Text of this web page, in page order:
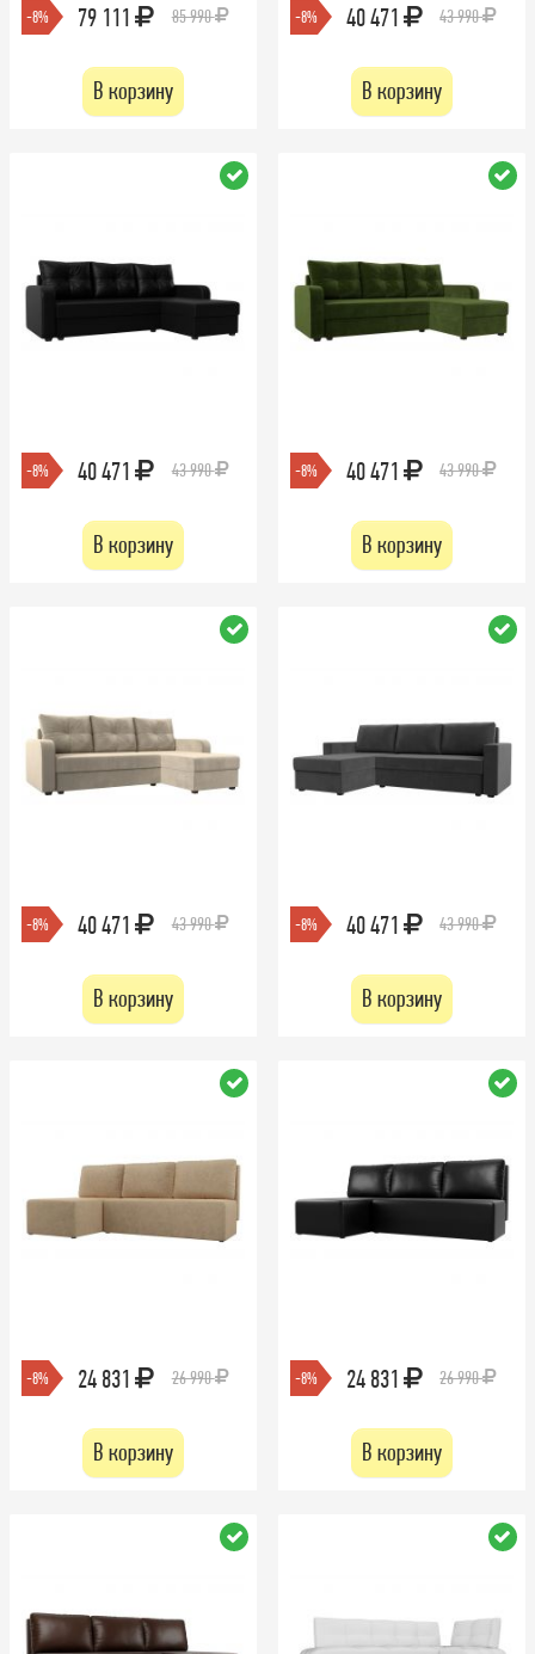
-8% 79 111 85 990
В корзину
-8% 40 471 43 990
В корзину
-8% 40 471 43 990
В корзину
-8% 40 471 43 990
В корзину
-8% 40 471 43 990
В корзину
-8% 40 471 43 990
В корзину
-8% 24 831 26 990
В корзину
-8% 24 831 26 990
В корзину